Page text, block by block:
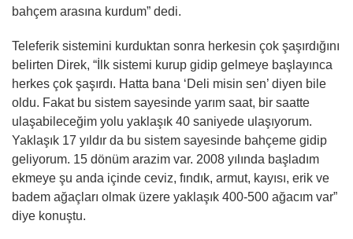
bahçem arasına kurdum” dedi.
Teleferik sistemini kurduktan sonra herkesin çok şaşırdığını
belirten Direk, “İlk sistemi kurup gidip gelmeye başlayınca
herkes çok şaşırdı. Hatta bana ‘Deli misin sen’ diyen bile
oldu. Fakat bu sistem sayesinde yarım saat, bir saatte
ulaşabileceğim yolu yaklaşık 40 saniyede ulaşıyorum.
Yaklaşık 17 yıldır da bu sistem sayesinde bahçeme gidip
geliyorum. 15 dönüm arazim var. 2008 yılında başladım
ekmeye şu anda içinde ceviz, fındık, armut, kayısı, erik ve
badem ağaçları olmak üzere yaklaşık 400-500 ağacım var”
diye konuştu.